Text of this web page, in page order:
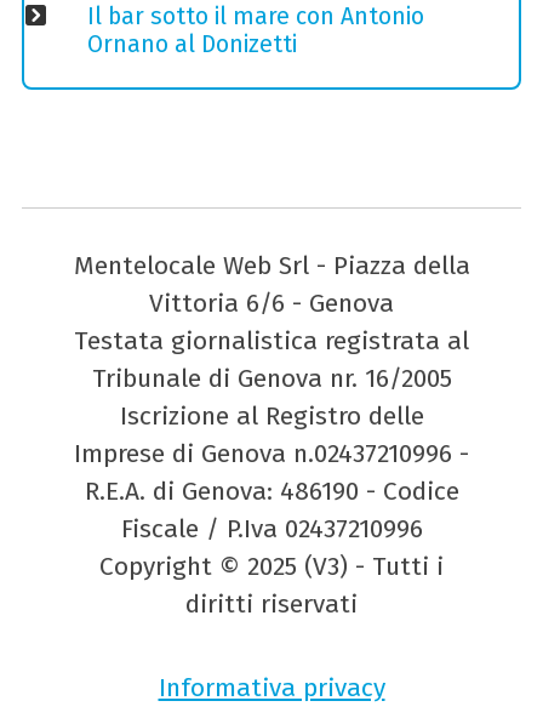
Il bar sotto il mare con Antonio
Ornano al Donizetti
Mentelocale Web Srl - Piazza della
Vittoria 6/6 - Genova
Testata giornalistica registrata al
Tribunale di Genova nr. 16/2005
Iscrizione al Registro delle
Imprese di Genova n.02437210996 -
R.E.A. di Genova: 486190 - Codice
Fiscale / P.Iva 02437210996
Copyright © 2025 (V3) - Tutti i
diritti riservati
Informativa privacy